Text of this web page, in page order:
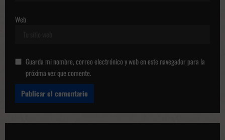
s
Web
Guarda mi nombre, correo electrónico y web en este navegador para la
próxima vez que comente.